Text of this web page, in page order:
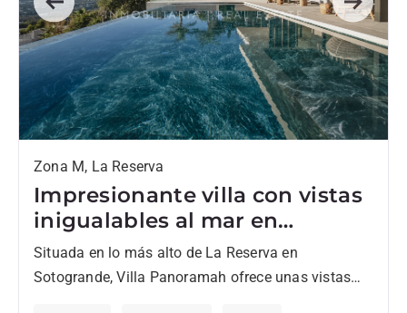
Previous Next
Zona M, La Reserva
Impresionante villa con vistas
inigualables al mar en
Sotogrande
Situada en lo más alto de La Reserva en
Sotogrande, Villa Panoramah ofrece unas vistas